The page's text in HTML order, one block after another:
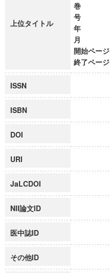
上位タイトル
巻
号
年
月
開始ページ
終了ページ
ISSN
ISBN
DOI
URI
JaLCDOI
NII論文ID
医中誌ID
その他ID